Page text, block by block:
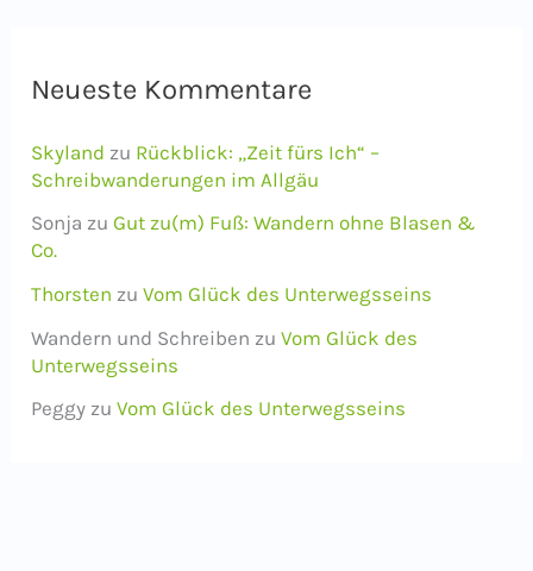
Neueste Kommentare
Skyland zu Rückblick: „Zeit fürs Ich“ –
Schreibwanderungen im Allgäu
Sonja zuGut zu(m) Fuß: Wandern ohne Blasen &
Co.
Thorsten zuVom Glück des Unterwegsseins
Wandern und Schreiben zuVom Glück des
Unterwegsseins
Peggy zuVom Glück des Unterwegsseins